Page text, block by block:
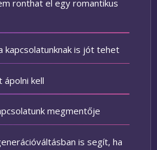
ronthat el egy romantikus
is jót tehet
ápolni kell
megmentője
is segít, ha